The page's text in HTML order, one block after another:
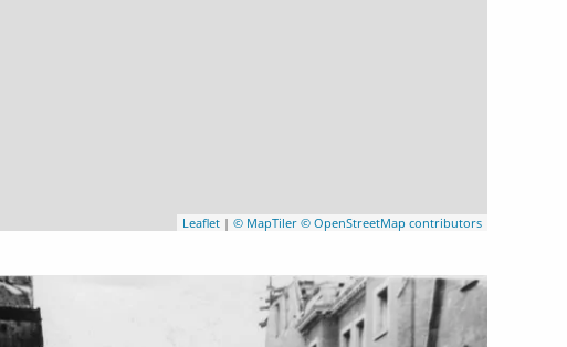
Leaflet | © MapTiler © OpenStreetMap contributors